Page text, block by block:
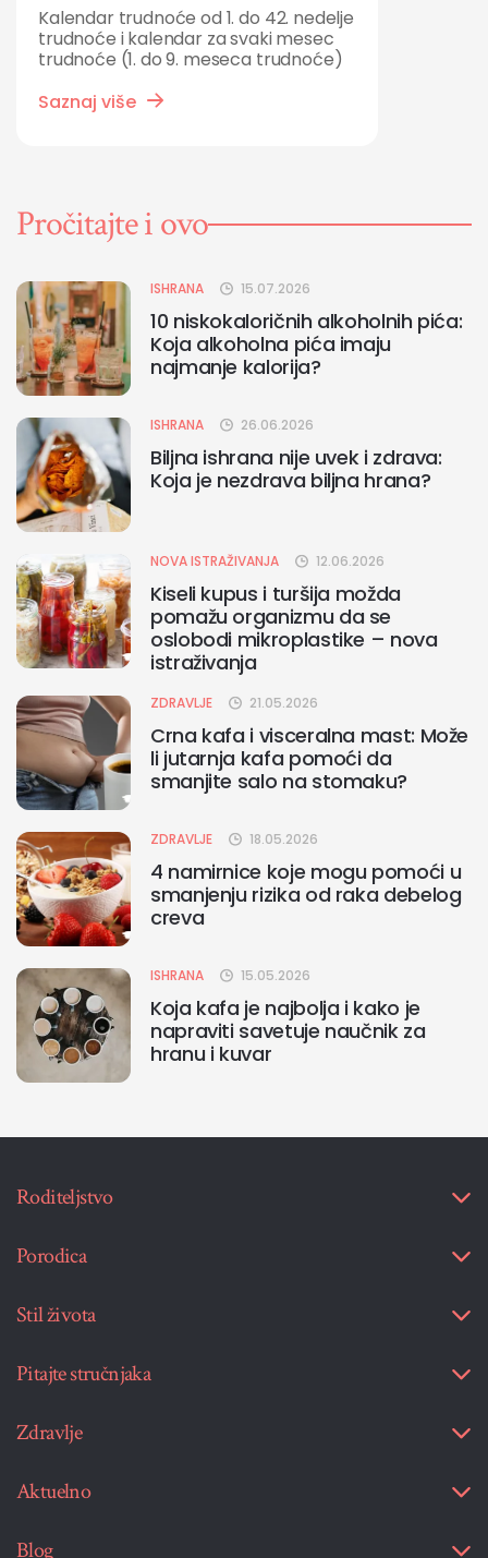
Kalendar trudnoće od 1. do 42. nedelje
trudnoće i kalendar za svaki mesec
trudnoće (1. do 9. meseca trudnoće)
Saznaj više
Pročitajte i ovo
ISHRANA 15.07.2026
10 niskokaloričnih alkoholnih pića:
Koja alkoholna pića imaju
najmanje kalorija?
ISHRANA 26.06.2026
Biljna ishrana nije uvek i zdrava:
Koja je nezdrava biljna hrana?
NOVA ISTRAŽIVANJA 12.06.2026
Kiseli kupus i turšija možda
pomažu organizmu da se
oslobodi mikroplastike – nova
istraživanja
ZDRAVLJE 21.05.2026
Crna kafa i visceralna mast: Može
li jutarnja kafa pomoći da
smanjite salo na stomaku?
ZDRAVLJE 18.05.2026
4 namirnice koje mogu pomoći u
smanjenju rizika od raka debelog
creva
ISHRANA 15.05.2026
Koja kafa je najbolja i kako je
napraviti savetuje naučnik za
hranu i kuvar
Roditeljstvo
Porodica
Stil života
Pitajte stručnjaka
Zdravlje
Aktuelno
Blog